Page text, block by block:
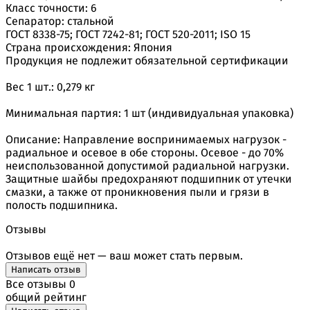
Класс точности: 6
Сепаратор: стальной
ГОСТ 8338-75; ГОСТ 7242-81; ГОСТ 520-2011; ISO 15
Страна происхождения: Япония
Продукция не подлежит обязательной сертификации
Вес 1 шт.: 0,279 кг
Минимальная партия: 1 шт (индивидуальная упаковка)
Описание: Направление воспринимаемых нагрузок -
радиальное и осевое в обе стороны. Осевое - до 70%
неиспользованной допустимой радиальной нагрузки.
Защитные шайбы предохраняют подшипник от утечки
смазки, а также от проникновения пыли и грязи в
полость подшипника.
Отзывы
Отзывов ещё нет — ваш может стать первым.
Написать отзыв
Все отзывы 0
общий рейтинг